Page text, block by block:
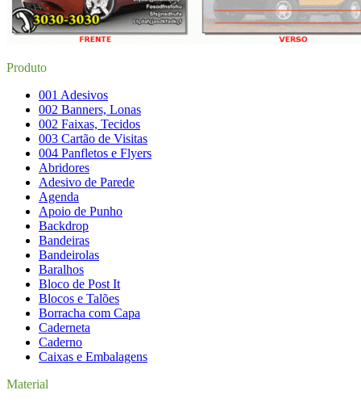
Produto
001 Adesivos
002 Banners, Lonas
002 Faixas, Tecidos
003 Cartão de Visitas
004 Panfletos e Flyers
Abridores
Adesivo de Parede
Agenda
Apoio de Punho
Backdrop
Bandeiras
Bandeirolas
Baralhos
Bloco de Post It
Blocos e Talões
Borracha com Capa
Caderneta
Caderno
Caixas e Embalagens
Material